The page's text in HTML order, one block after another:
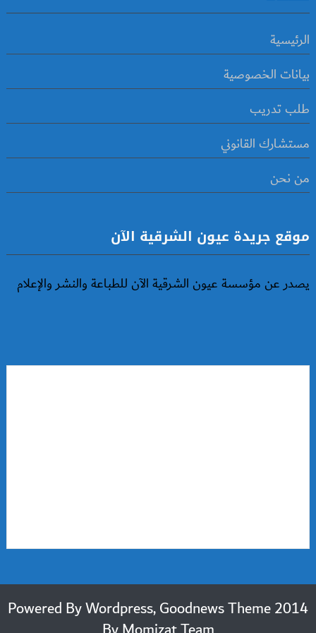
الرئيسية
بيانات الخصوصية
طلب تدريب
مستشارك القانوني
من نحن
موقع جريدة عيون الشرقية الآن
يصدر عن مؤسسة عيون الشرقية الآن للطباعة والنشر والإعلام
2014 Powered By Wordpress, Goodnews Theme